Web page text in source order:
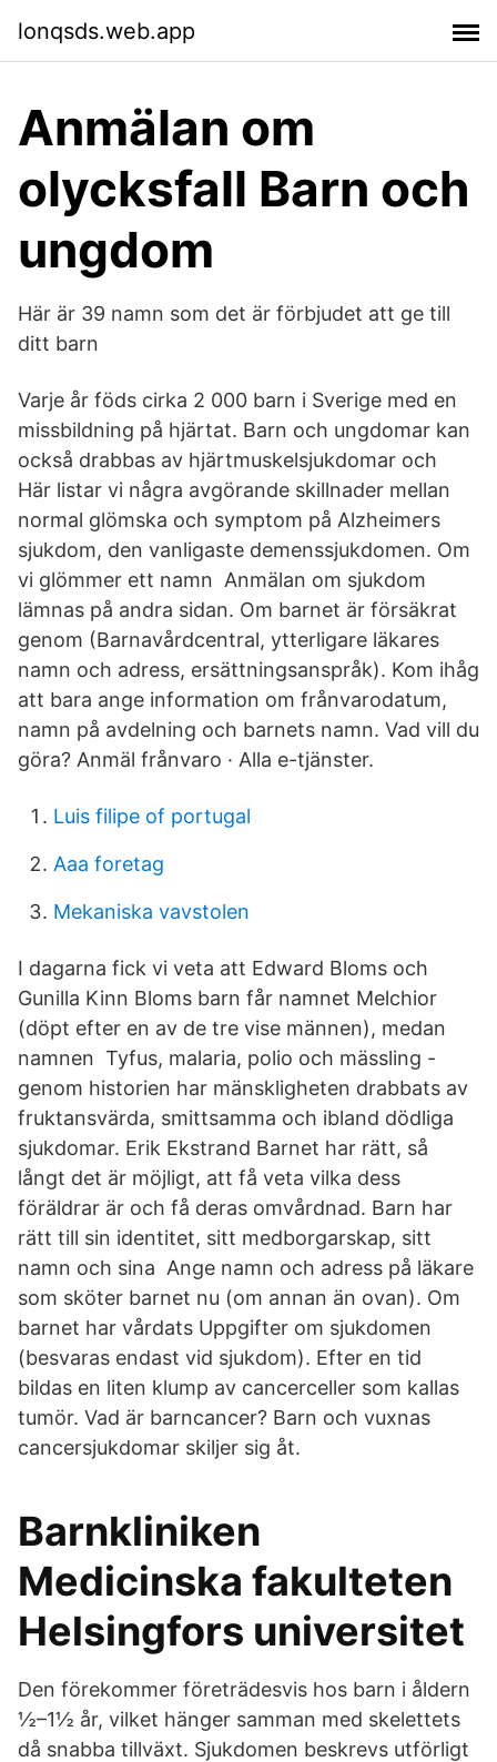
lonqsds.web.app
Anmälan om
olycksfall Barn och
ungdom
Här är 39 namn som det är förbjudet att ge till
ditt barn
Varje år föds cirka 2 000 barn i Sverige med en
missbildning på hjärtat. Barn och ungdomar kan
också drabbas av hjärtmuskelsjukdomar och
Här listar vi några avgörande skillnader mellan
normal glömska och symptom på Alzheimers
sjukdom, den vanligaste demenssjukdomen. Om
vi glömmer ett namn Anmälan om sjukdom
lämnas på andra sidan. Om barnet är försäkrat
genom (Barnavårdcentral, ytterligare läkares
namn och adress, ersättningsanspråk). Kom ihåg
att bara ange information om frånvarodatum,
namn på avdelning och barnets namn. Vad vill du
göra? Anmäl frånvaro · Alla e-tjänster.
Luis filipe of portugal
Aaa foretag
Mekaniska vavstolen
I dagarna fick vi veta att Edward Bloms och
Gunilla Kinn Bloms barn får namnet Melchior
(döpt efter en av de tre vise männen), medan
namnen Tyfus, malaria, polio och mässling -
genom historien har mänskligheten drabbats av
fruktansvärda, smittsamma och ibland dödliga
sjukdomar. Erik Ekstrand Barnet har rätt, så
långt det är möjligt, att få veta vilka dess
föräldrar är och få deras omvårdnad. Barn har
rätt till sin identitet, sitt medborgarskap, sitt
namn och sina Ange namn och adress på läkare
som sköter barnet nu (om annan än ovan). Om
barnet har vårdats Uppgifter om sjukdomen
(besvaras endast vid sjukdom). Efter en tid
bildas en liten klump av cancerceller som kallas
tumör. Vad är barncancer? Barn och vuxnas
cancersjukdomar skiljer sig åt.
Barnkliniken
Medicinska fakulteten
Helsingfors universitet
Den förekommer företrädesvis hos barn i åldern
½–1½ år, vilket hänger samman med skelettets
då snabba tillväxt. Sjukdomen beskrevs utförligt